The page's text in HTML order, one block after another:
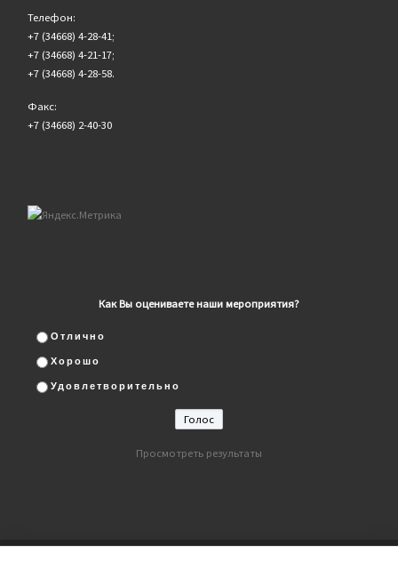
Телефон:
+7 (34668) 4-28-41;
+7 (34668) 4-21-17;
+7 (34668) 4-28-58.
Факс:
+7 (34668) 2-40-30
Как Вы оцениваете наши мероприятия?
Отлично
Хорошо
Удовлетворительно
Просмотреть результаты